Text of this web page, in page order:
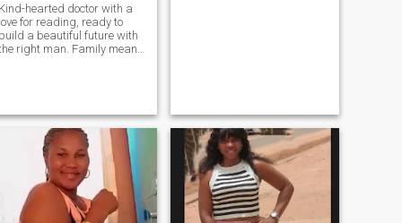
Kind-hearted doctor with a
love for reading, ready to
build a beautiful future with
right man. Family means